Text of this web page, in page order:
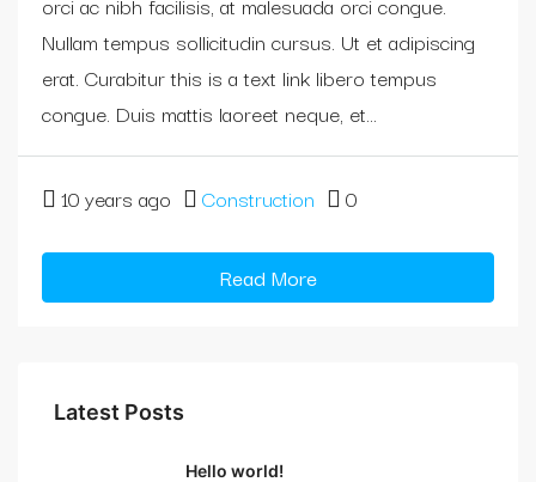
Nullam tempus sollicitudin cursus. Ut et adipiscing
erat. Curabitur this is a text link libero tempus
congue. Duis mattis laoreet neque, et...
10 years ago Construction 0
Read More
Latest Posts
Hello world!